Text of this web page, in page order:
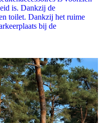
is. Dankzij de
toilet. Dankzij het ruime
bij de